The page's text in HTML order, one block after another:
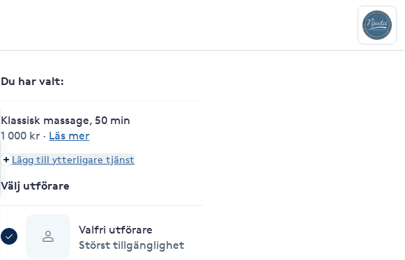
Du har valt:
Klassisk massage, 50 min
1 000 kr · Läs mer
Lägg till ytterligare tjänst
Välj utförare
Valfri utförare
Störst tillgänglighet